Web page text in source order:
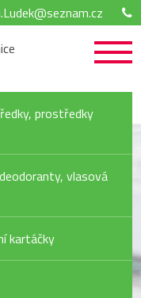
prostředky
vlasová
kartáčky